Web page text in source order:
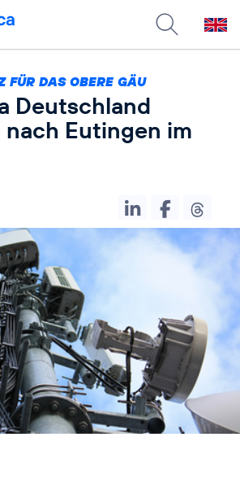
FÜR DAS OBERE GÄU
Deutschland
Eutingen im